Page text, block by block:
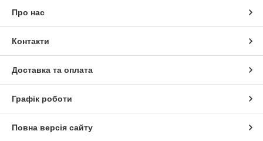
Про нас
Контакти
Доставка та оплата
Графік роботи
Повна версія сайту